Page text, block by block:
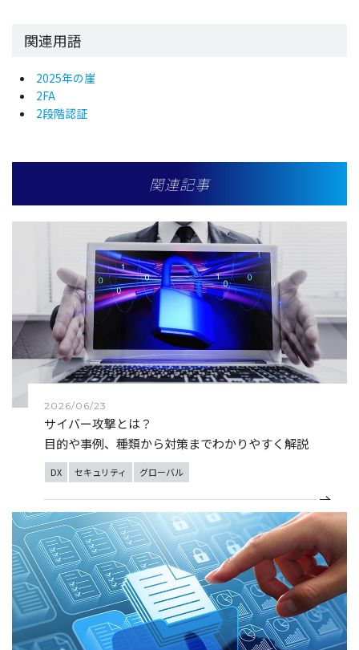
関連用語
2025年の崖
2FA
2段階認証
関連記事
2026/06/23
サイバー攻撃とは？
目的や事例、種類から対策までわかりやすく解説
DX セキュリティ グローバル